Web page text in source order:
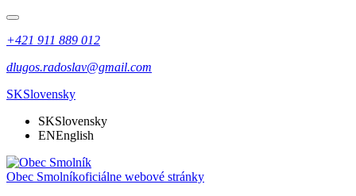
+421 911 889 012
dlugos.radoslav@gmail.com
SKSlovensky
SKSlovensky
ENEnglish
Obec Smolníkoficiálne webové stránky